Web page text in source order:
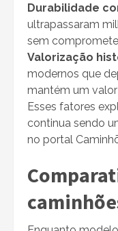
Durabilidade
ultrapassaram
sem
Valorização
modernos que
mantém um
Esses fatores
continua sendo
no portal